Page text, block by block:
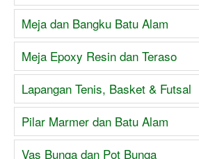
Meja dan Bangku Batu Alam
Meja Epoxy Resin dan Teraso
Lapangan Tenis, Basket & Futsal
Pilar Marmer dan Batu Alam
Vas Bunga dan Pot Bunga